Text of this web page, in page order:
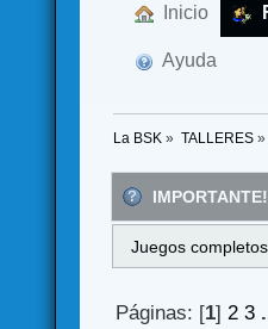
Inicio
Ayuda
La BSK » TALLERES»
Juegos
Páginas: [1] 2 3